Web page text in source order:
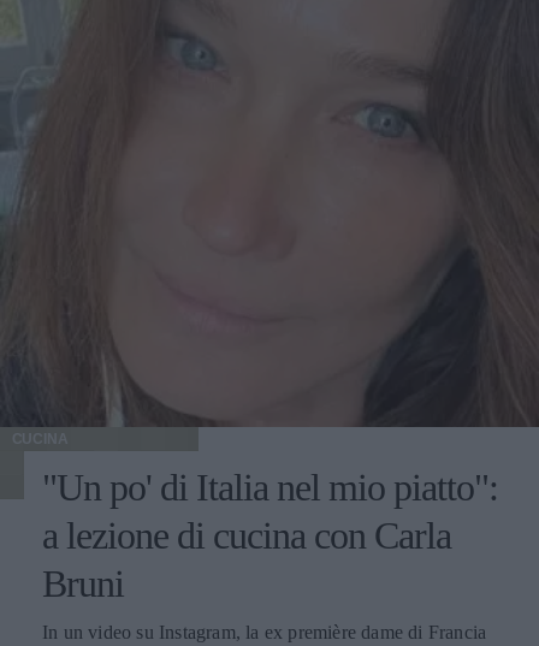
CUCINA
"Un po' di Italia nel mio piatto":
a lezione di cucina con Carla
Bruni
In un video su Instagram, la ex première dame di Francia